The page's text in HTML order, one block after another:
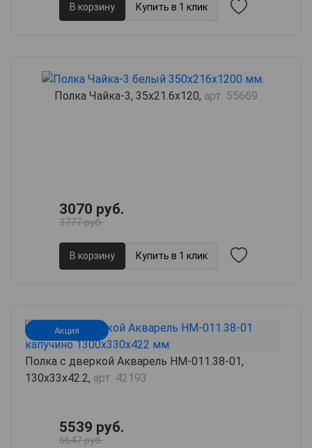
В корзину Купить в 1 клик
Полка Чайка-3, 35х21.6х120, арт. 55669
3070 руб.
3777 руб.
В корзину Купить в 1 клик
Акция
Полка с дверкой Акварель НМ-011.38-01,
130х33х42.2, арт. 42193
5539 руб.
6647 руб.